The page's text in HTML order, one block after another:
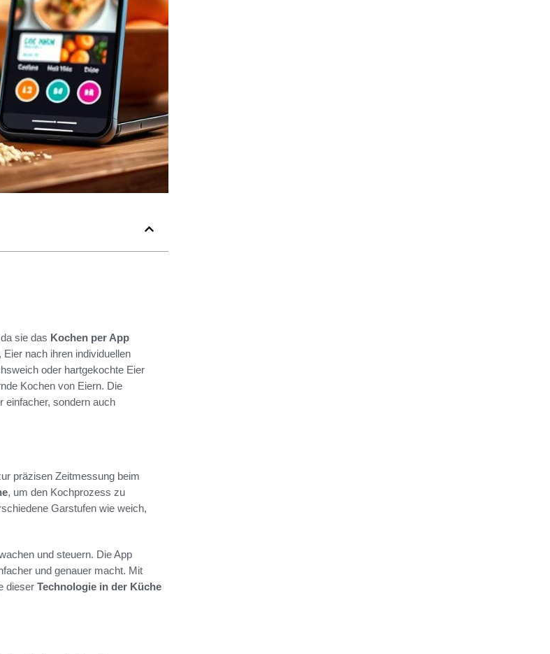
sie das Kochen per App
nach ihren individuellen
oder hartgekochte Eier
Kochen von Eiern. Die
einfacher, sondern auch
präzisen Zeitmessung beim
, um den Kochprozess zu
Garstufen wie weich,
und steuern. Die App
und genauer macht. Mit
dieser Technologie in der Küche